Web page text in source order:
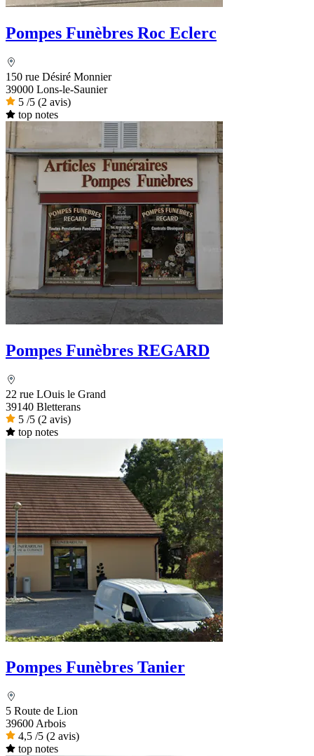
Pompes Funèbres Roc Eclerc
150 rue Désiré Monnier
39000 Lons-le-Saunier
5 /5 (2 avis)
top notes
Pompes Funèbres REGARD
22 rue LOuis le Grand
39140 Bletterans
5 /5 (2 avis)
top notes
Pompes Funèbres Tanier
5 Route de Lion
39600 Arbois
4,5 /5 (2 avis)
top notes